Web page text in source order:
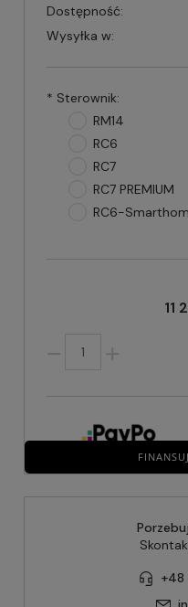
Dostępność:
Wysyłka w:
* Sterownik:
RM14
RC6
RC7
RC7 PREMIUM
RC6-
11